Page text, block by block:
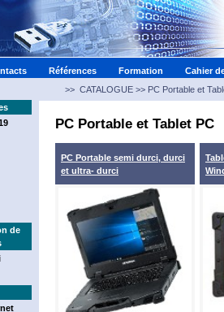
Références Formation
Cahier
>> CATALOGUE >> PC Portable et
de
PC Portable et Tablet PC
PC Portable semi durci, durci
et ultra- durci